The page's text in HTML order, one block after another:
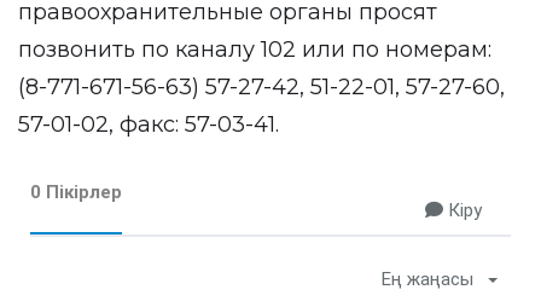
правоохранительные органы просят
позвонить по каналу 102 или по номерам:
(8-771-671-56-63) 57-27-42, 51-22-01, 57-27-60,
57-01-02, факс: 57-03-41.
0 Пікірлер
Кіру
Ең жаңасы